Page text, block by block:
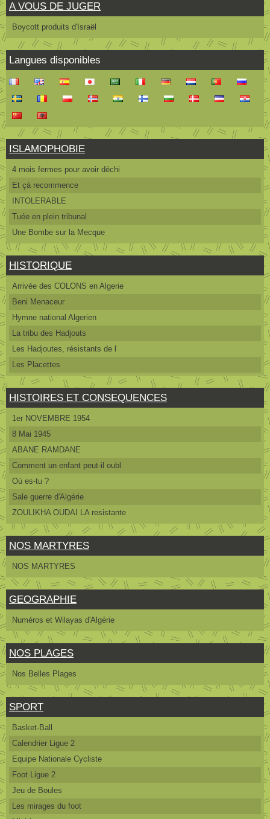
A VOUS DE JUGER
Boycott produits d'Israël
Langues disponibles
ISLAMOPHOBIE
4 mois fermes pour avoir déchi
Et çà recommence
INTOLERABLE
Tuée en plein tribunal
Une Bombe sur la Mecque
HISTORIQUE
Arrivée des COLONS en Algerie
Beni Menaceur
Hymne national Algerien
La tribu des Hadjouts
Les Hadjoutes, résistants de l
Les Placettes
HISTOIRES ET CONSEQUENCES
1er NOVEMBRE 1954
8 Mai 1945
ABANE RAMDANE
Comment un enfant peut-il oubl
Où es-tu ?
Sale guerre d'Algérie
ZOULIKHA OUDAI LA resistante
NOS MARTYRES
NOS MARTYRES
GEOGRAPHIE
Numéros et Wilayas d'Algérie
NOS PLAGES
Nos Belles Plages
SPORT
Basket-Ball
Calendrier Ligue 2
Equipe Nationale Cycliste
Foot Ligue 2
Jeu de Boules
Les mirages du foot